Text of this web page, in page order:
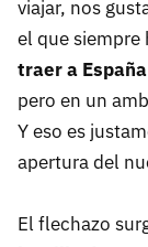
viajar, nos
el que
traer a
pero en un
Y eso es
apertura del
El flechazo